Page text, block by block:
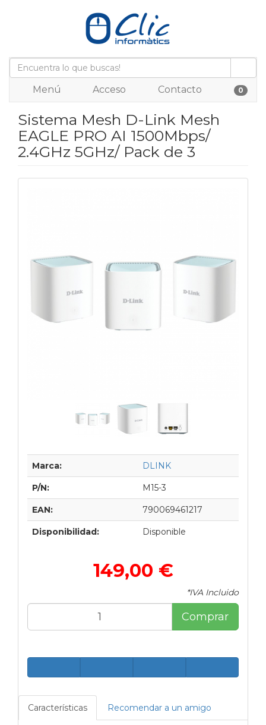
Menú Acceso Contacto 0
Sistema Mesh D-Link Mesh
EAGLE PRO AI 1500Mbps/
2.4GHz 5GHz/ Pack de 3
Marca: DLINK
P/N: M15-3
EAN: 790069461217
Disponibilidad: Disponible
149,00 €
*IVA Incluido
Comprar
Características Recomendar a un amigo